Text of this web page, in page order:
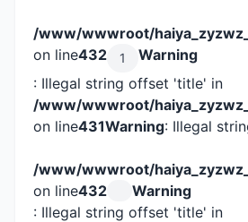
/www/wwwroot/
on line432 1
Warning
: Illegal string offset 'title' in
/www/wwwroot/
on line431Warning: Illegal
/www/wwwroot/
on line432
Warning
: Illegal string offset 'title' in